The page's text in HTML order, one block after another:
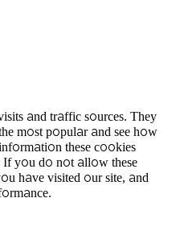
and traffic sources. They
most popular and see how
these cookies
If you do not allow these
have visited our site, and